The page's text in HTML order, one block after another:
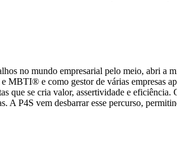
no mundo empresarial pelo meio, abri a
e como gestor de várias empresas
que se cria valor, assertividade e
A P4S vem desbarrar esse percurso,